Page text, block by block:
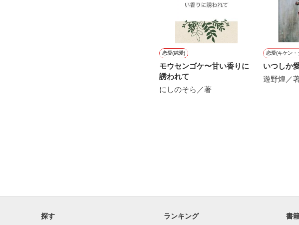
※他サイトさんにて恋愛トレンド1位で
恋愛(純愛)
モウセンゴケ〜甘い香りに
誘われて
にしのそら／著
恋愛(キケン・
いつしか
遊野煌／
探す ランキング 書